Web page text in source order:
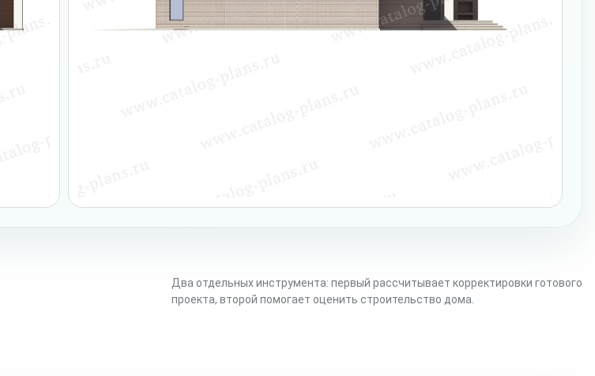
Два отдельных инструмента: первый рассчитывает корректировки готового
проекта, второй помогает оценить строительство дома.